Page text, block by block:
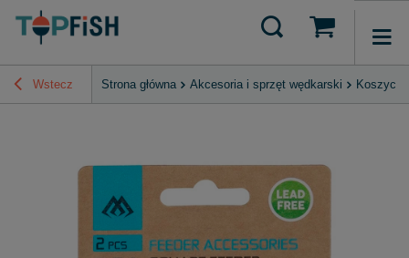
Wstecz Strona główna Akcesoria i sprzęt wędkarski